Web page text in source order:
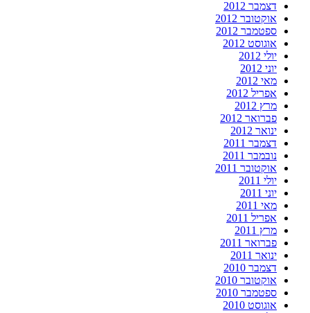
דצמבר 2012
אוקטובר 2012
ספטמבר 2012
אוגוסט 2012
יולי 2012
יוני 2012
מאי 2012
אפריל 2012
מרץ 2012
פברואר 2012
ינואר 2012
דצמבר 2011
נובמבר 2011
אוקטובר 2011
יולי 2011
יוני 2011
מאי 2011
אפריל 2011
מרץ 2011
פברואר 2011
ינואר 2011
דצמבר 2010
אוקטובר 2010
ספטמבר 2010
אוגוסט 2010